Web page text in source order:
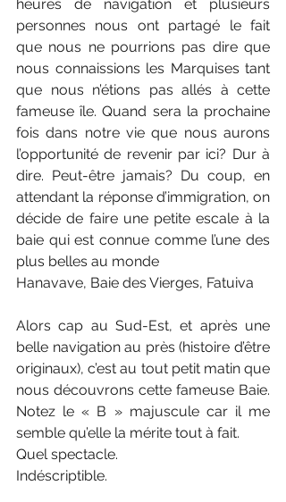
heures de navigation et plusieurs
personnes nous ont partagé le fait
que nous ne pourrions pas dire que
nous connaissions les Marquises tant
que nous n’étions pas allés à cette
fameuse île. Quand sera la prochaine
fois dans notre vie que nous aurons
l’opportunité de revenir par ici? Dur à
dire. Peut-être jamais? Du coup, en
attendant la réponse d’immigration, on
décide de faire une petite escale à la
baie qui est connue comme l’une des
plus belles au monde
Hanavave, Baie des Vierges, Fatuiva
Alors cap au Sud-Est, et après une
belle navigation au près (histoire d’être
originaux), c’est au tout petit matin que
nous découvrons cette fameuse Baie.
Notez le « B » majuscule car il me
semble qu’elle la mérite tout à fait.
Quel spectacle.
Indéscriptible.